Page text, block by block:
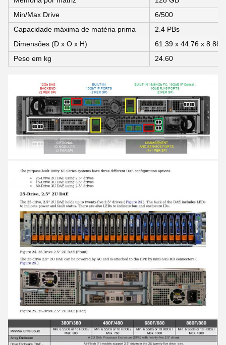
Min/Max Drive
6/500
Capacidade máxima de matéria prima
2.4 PBs
Dimensões (D x O x H)
61.39 x 44.76 x
Peso em kg
24.60